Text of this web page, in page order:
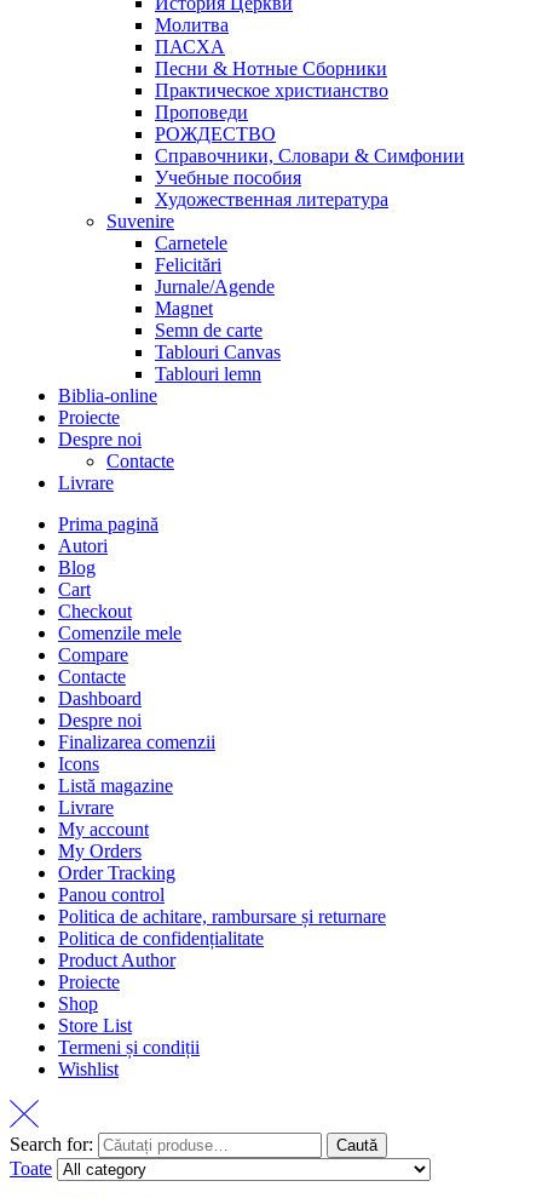
Молитва
ПАСХА
Песни & Нотные Сборники
Практическое христианство
Проповеди
РОЖДЕСТВО
Справочники, Словари & Симфонии
Учебные пособия
Художественная литература
Suvenire
Carnetele
Felicitări
Jurnale/Agende
Magnet
Semn de carte
Tablouri Canvas
Tablouri lemn
Biblia-online
Proiecte
Despre noi
Contacte
Livrare
Prima pagină
Autori
Blog
Cart
Checkout
Comenzile mele
Compare
Contacte
Dashboard
Despre noi
Finalizarea comenzii
Icons
Listă magazine
Livrare
My account
My Orders
Order Tracking
Panou control
Politica de achitare, rambursare și returnare
Politica de confidențialitate
Product Author
Proiecte
Shop
Store List
Termeni și condiții
Wishlist
Search for: Caută
Toate